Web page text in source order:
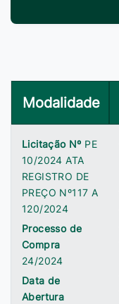
Modalidade
Licitação Nº PE
10/2024 ATA
REGISTRO DE
PREÇO Nº117 A
120/2024
Processo de
Compra
24/2024
Data de
Abertura